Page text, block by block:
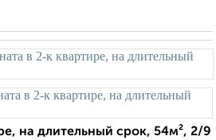
на длительный срок, 54м², 2/9